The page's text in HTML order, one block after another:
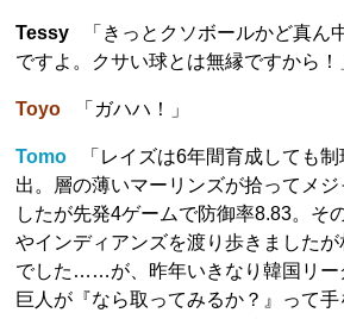
Tessy 「きっとクソボールかど真ん
ですよ。クサい球とは無縁ですから！
Toyo 「ガハハ！」
Tomo 「レイズは6年間育成しても
出。層の薄いマーリンズが拾ってメジ
したが先発4ゲームで防御率8.83。そ
やインディアンズを渡り歩きました
でした……が、昨年いきなり韓国リー
巨人が『なら取ってみるか？』って